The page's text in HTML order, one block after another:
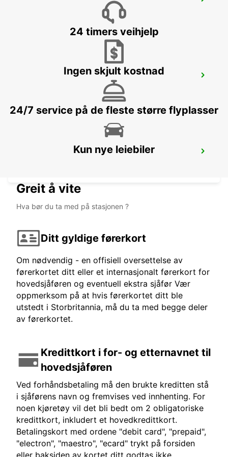
SALON-DE-PROVENCE
SALON DE PROVENCE - FRANCE
24 timers veihjelp
Ingen skjult kostnad
24/7 service på de fleste større flyplasser
Kun nye leiebiler
Greit å vite
Hva bør du ta med på stasjonen ?
Ditt gyldige førerkort
Om nødvendig - en offisiell oversettelse av
førerkortet ditt eller et internasjonalt førerkort for
hovedsjåføren og eventuell ekstra sjåfør Vær
oppmerksom på at hvis førerkortet ditt ble
utstedt i Storbritannia, må du ta med begge deler
av førerkortet.
Kredittkort i for- og etternavnet til
hovedsjåføren
Ved forhåndsbetaling må den brukte kreditten stå
i sjåførens navn og fremvises ved innhenting. For
noen kjøretøy vil det bli bedt om 2 obligatoriske
kredittkort, inkludert et hovedkredittkort.
Betalingskort med ordene "debit card", "prepaid",
"electron", "maestro", "ecard" trykt på forsiden